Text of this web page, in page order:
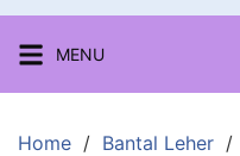
MENU
Home
Bantal Leher